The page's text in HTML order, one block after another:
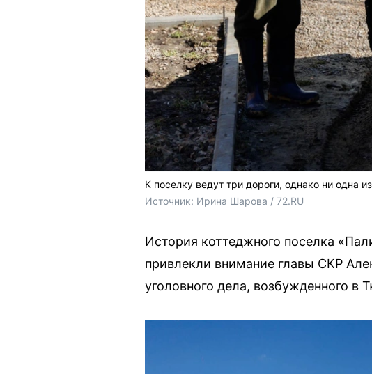
К поселку ведут три дороги, однако ни одна
Источник: Ирина Шарова / 72.RU
История коттеджного поселка
привлекли внимание главы СКР
уголовного дела, возбужденного в